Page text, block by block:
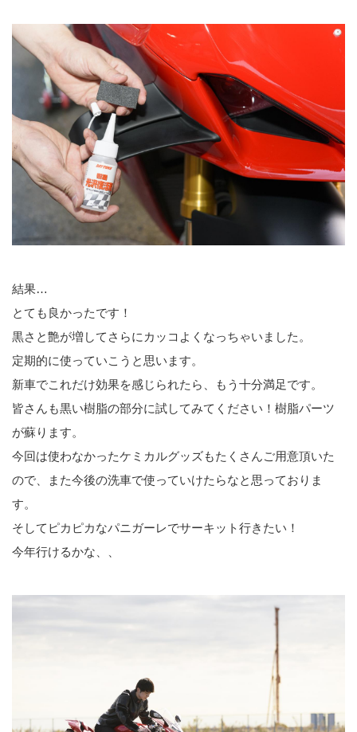
結果…
とても良かったです！
黒さと艶が増してさらにカッコよくなっちゃいました。
定期的に使っていこうと思います。
新車でこれだけ効果を感じられたら、もう十分満足です。
皆さんも黒い樹脂の部分に試してみてください！樹脂パーツ
が蘇ります。
今回は使わなかったケミカルグッズもたくさんご用意頂いた
ので、また今後の洗車で使っていけたらなと思っておりま
す。
そしてピカピカなパニガーレでサーキット行きたい！
今年行けるかな、、